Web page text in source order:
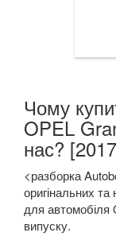
В наявності!
Чому
OPEL
нас?
<разборка
оригінальних
для автомобіля
випуску.